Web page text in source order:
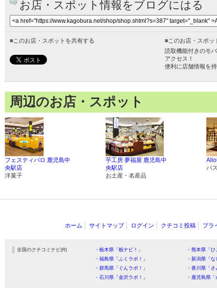
お店・スポット情報をブログにはる
■このお店・スポットを共有する ■このお店・スポッ
読取機能付きのモ
アクセス！
便利に店舗情報を
周辺のお店・スポット
フェスティバロ 鹿児島中
央駅店
洋菓子
芋工房 夢福屋 鹿児島中
央駅店
お土産・名産品
パ
ホーム サイトマップ ログイン クチコミ投稿 プラ
全国のクチコミナビ(R) ・栃木県「栃ナビ！」
・熊本県「
・福島県「ふくラボ！」
・新潟県「
・群馬県「ぐんラボ！」
・香川県「
・石川県「金沢ラボ！」
・鹿児島県